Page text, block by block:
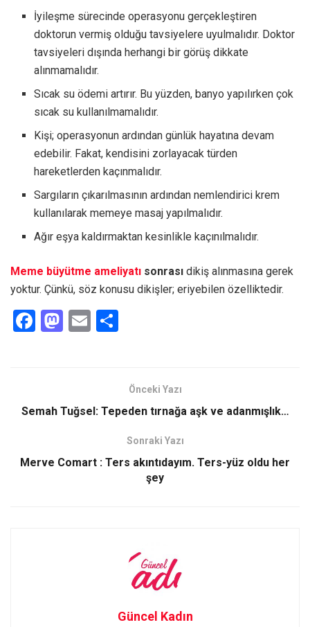
İyileşme sürecinde operasyonu gerçekleştiren
doktorun vermiş olduğu tavsiyelere uyulmalıdır. Doktor
tavsiyeleri dışında herhangi bir görüş dikkate
alınmamalıdır.
Sıcak su ödemi artırır. Bu yüzden, banyo yapılırken çok
sıcak su kullanılmamalıdır.
Kişi; operasyonun ardından günlük hayatına devam
edebilir. Fakat, kendisini zorlayacak türden
hareketlerden kaçınmalıdır.
Sargıların çıkarılmasının ardından nemlendirici krem
kullanılarak memeye masaj yapılmalıdır.
Ağır eşya kaldırmaktan kesinlikle kaçınılmalıdır.
Meme büyütme ameliyatı sonrası dikiş alınmasına gerek
yoktur. Çünkü, söz konusu dikişler; eriyebilen özelliktedir.
F
o
k
M
d
n
E
Önceki Yazı
Semah Tuğsel: Tepeden tırnağa aşk ve adanmışlık…
Sonraki Yazı
Merve Comart : Ters akıntıdayım. Ters-yüz oldu her
şey
Güncel Kadın